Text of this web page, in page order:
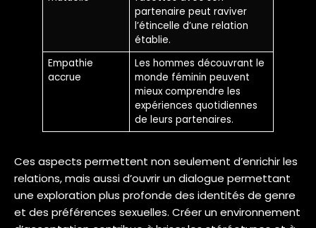
partenaire peut raviver
l’étincelle d’une relation
établie.
Empathie
accrue
Les hommes découvrant le
monde féminin peuvent
mieux comprendre les
expériences quotidiennes
de leurs partenaires.
Ces aspects permettent non seulement d’enrichir les
relations, mais aussi d’ouvrir un dialogue permettant
une exploration plus profonde des identités de genre
et des préférences sexuelles. Créer un environnement